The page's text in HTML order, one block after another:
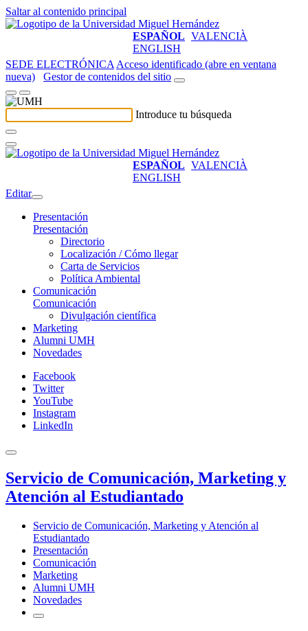
Saltar al contenido principal
ESPAÑOL VALENCIÀ
ENGLISH
SEDE ELECTRÓNICA Acceso identificado (abre en ventana
nueva)
Gestor de contenidos del sitio
Introduce tu búsqueda
ESPAÑOL VALENCIÀ
ENGLISH
Editar
Presentación
Presentación
Directorio
Localización / Cómo llegar
Carta de Servicios
Política Ambiental
Comunicación
Comunicación
Divulgación científica
Marketing
Alumni UMH
Novedades
Facebook
Twitter
YouTube
Instagram
LinkedIn
Servicio de Comunicación, Marketing y
Atención al Estudiantado
Servicio de Comunicación, Marketing y Atención al
Estudiantado
Presentación
Comunicación
Marketing
Alumni UMH
Novedades